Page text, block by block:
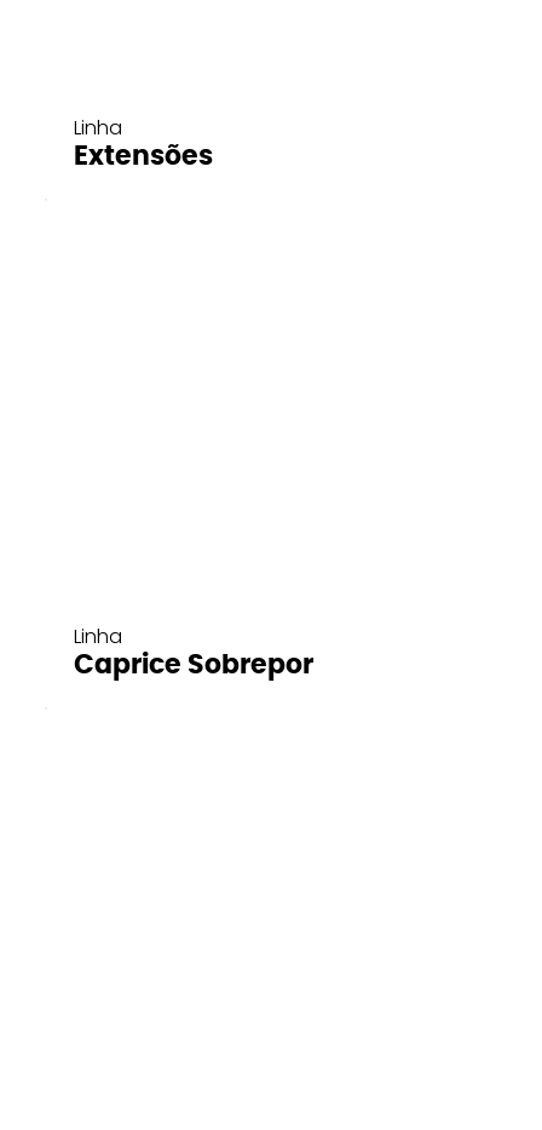
Linha
Extensões
Linha
Caprice Sobrepor